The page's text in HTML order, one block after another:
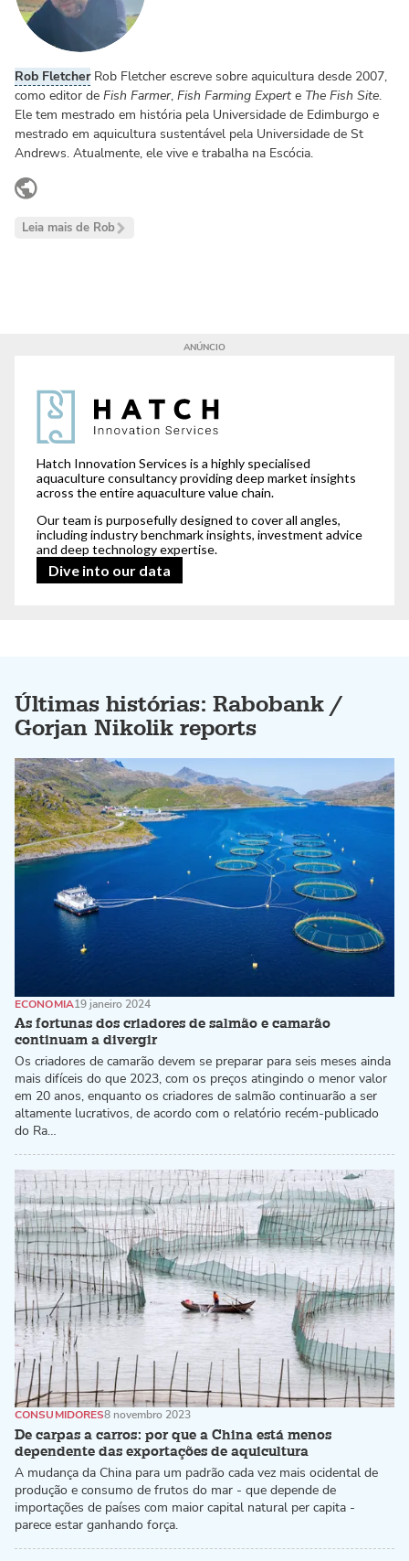
Rob Fletcher Rob Fletcher escreve sobre aquicultura desde 2007,
como editor de Fish Farmer, Fish Farming Experte The Fish Site.
Ele tem mestrado em história pela Universidade de Edimburgo e
mestrado em aquicultura sustentável pela Universidade de St
Andrews. Atualmente, ele vive e trabalha na Escócia.
www.linkedin.com
Leia mais de Rob
Hatch Innovation Services is a highly specialised
aquaculture consultancy providing deep market insights
across the entire aquaculture value chain.
Our team is purposefully designed to cover all angles,
including industry benchmark insights, investment advice
and deep technology expertise.
Dive into our data
Últimas histórias: Rabobank /
Gorjan Nikolik reports
As fortunas dos criadores de salmão e camarão
continuam a divergir
ECONOMIA19 janeiro 2024
Os criadores de camarão devem se preparar para seis meses ainda
mais difíceis do que 2023, com os preços atingindo o menor valor
em 20 anos, enquanto os criadores de salmão continuarão a ser
altamente lucrativos, de acordo com o relatório recém-publicado
do Ra…
De carpas a carros: por que a China está menos
dependente das exportações de aquicultura
CONSUMIDORES8 novembro 2023
A mudança da China para um padrão cada vez mais ocidental de
produção e consumo de frutos do mar - que depende de
importações de países com maior capital natural per capita -
parece estar ganhando força.